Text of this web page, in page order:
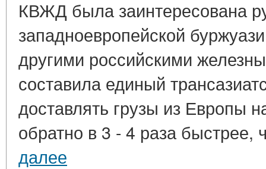
КВЖД была заинтересована
западноевропейской
другими российскими
составила единый
доставлять грузы из Европы
обратно в 3 - 4 раза
далее